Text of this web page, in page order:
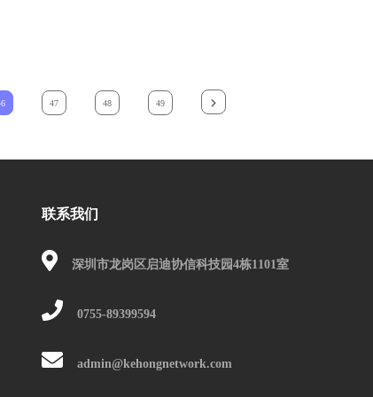
47 48 49
联系我们
深圳市龙岗区启迪协信科技园4栋1101室
0755-89399594
admin@kehongnetwork.com